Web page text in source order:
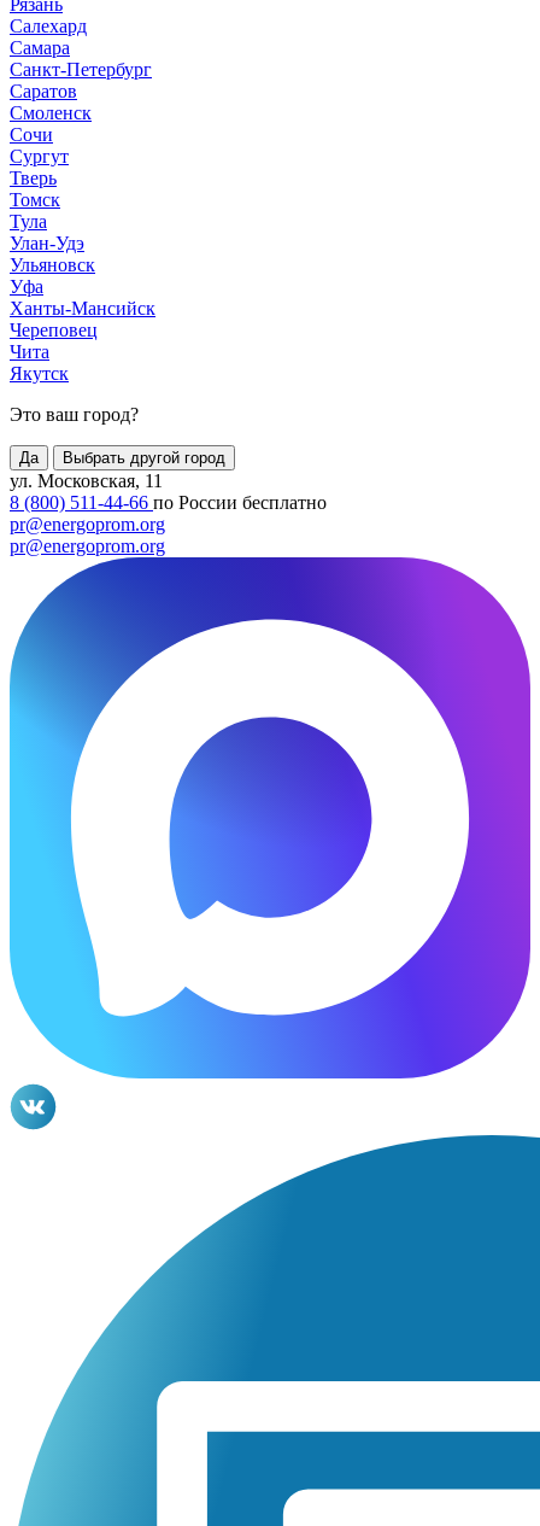
Рязань
Салехард
Самара
Санкт-Петербург
Саратов
Смоленск
Сочи
Сургут
Тверь
Томск
Тула
Улан-Удэ
Ульяновск
Уфа
Ханты-Мансийск
Череповец
Чита
Якутск
Это ваш город?
Да Выбрать другой город
ул. Московская, 11
8 (800) 511-44-66 по России бесплатно
pr@energoprom.org
pr@energoprom.org